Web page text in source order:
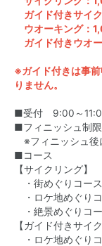
ガイド付きサイ
ウオーキング：
ガイド付きウオ
※ガイド付きは事
りません。
■受付 9:00～
■フィニッシュ制
※フィニッシュ後
■コース
【サイクリング】
・街めぐりコー
・ロケ地めぐり
・絶景めぐりコ
【ガイド付きサイ
・ロケ地めぐり